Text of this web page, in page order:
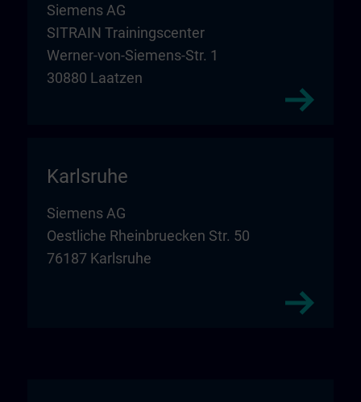
Siemens AG
SITRAIN Trainingscenter
Werner-von-Siemens-Str. 1
30880 Laatzen
Karlsruhe
Siemens AG
Oestliche Rheinbruecken Str. 50
76187 Karlsruhe